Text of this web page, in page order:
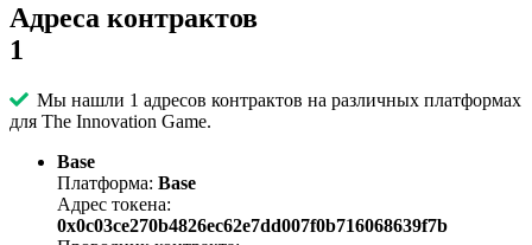
Адреса контрактов
1
Мы нашли 1 адресов контрактов на различных платформах
для The Innovation Game.
Base
Платформа: Base
Адрес токена:
0x0c03ce270b4826ec62e7dd007f0b716068639f7b